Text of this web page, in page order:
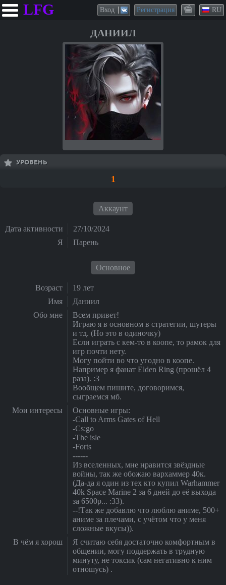
LFG Вход Регистрация RU
ДАНИИЛ
УРОВЕНЬ
1
Аккаунт
Дата активности
27/10/2024
Я
Парень
Основное
Возраст
19 лет
Имя
Даниил
Обо мне
Всем привет!
Играю я в основном в стратегии, шутеры
и тд. (Но это в одиночку)
Если играть с кем-то в коопе, то рамок для
игр почти нету.
Могу пойти во что угодно в коопе.
Например я фанат Elden Ring (прошёл 4
раза). :3
Вообщем пишите, договоримся,
сыграемся мб.
Мои интересы
Основные игры:
-Call to Arms Gates of Hell
-Cs:go
-The isle
-Forts
------
Из вселенных, мне нравится звёздные
войны, так же обожаю вархаммер 40к.
(Да-да я один из тех кто купил Warhammer
40k Space Marine 2 за 6 дней до её выхода
за 6500р... :33).
--!Так же добавлю что люблю аниме, 500+
аниме за плечами, с учётом что у меня
сложные вкусы)).
В чём я хорош
Я считаю себя достаточно комфортным в
общении, могу поддержать в трудную
минуту, не токсик (сам негативно к ним
отношусь) .